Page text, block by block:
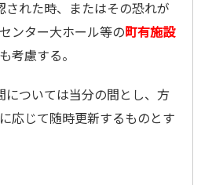
された時、またはその恐れが
ンター大ホール等の町有施設
考慮する。
については当分の間とし、方
応じて随時更新するものとす